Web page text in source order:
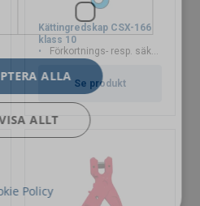
Kättingredskap CSX-166
klass 10
Förkortnings- resp. säkerhetskrok
Se produkt
ALLA
ALLT
Policy